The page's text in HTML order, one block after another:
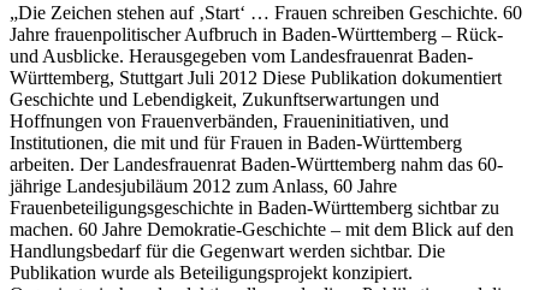
„Die Zeichen stehen auf ‚Start‘ … Frauen schreiben Geschichte. 60
Jahre frauenpolitischer Aufbruch in Baden-Württemberg – Rück-
und Ausblicke. Herausgegeben vom Landesfrauenrat Baden-
Württemberg, Stuttgart Juli 2012 Diese Publikation dokumentiert
Geschichte und Lebendigkeit, Zukunftserwartungen und
Hoffnungen von Frauenverbänden, Fraueninitiativen, und
Institutionen, die mit und für Frauen in Baden-Württemberg
arbeiten. Der Landesfrauenrat Baden-Württemberg nahm das 60-
jährige Landesjubiläum 2012 zum Anlass, 60 Jahre
Frauenbeteiligungsgeschichte in Baden-Württemberg sichtbar zu
machen. 60 Jahre Demokratie-Geschichte – mit dem Blick auf den
Handlungsbedarf für die Gegenwart werden sichtbar. Die
Publikation wurde als Beteiligungsprojekt konzipiert.